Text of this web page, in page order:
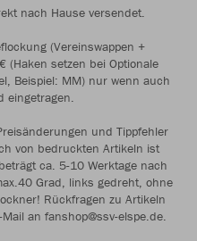
nach Hause versendet.
(Vereinswappen +
(Haken setzen bei Optionale
Beispiel: MM) nur wenn auch
eingetragen.
und Tippfehler
von bedruckten Artikeln ist
ca. 5-10 Werktage nach
Grad, links gedreht, ohne
Rückfragen zu Artikeln
an fanshop@ssv-elspe.de.